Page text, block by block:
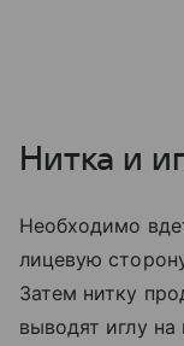
Нитка и
Необходимо
лицевую
Затем нитку
выводят иглу